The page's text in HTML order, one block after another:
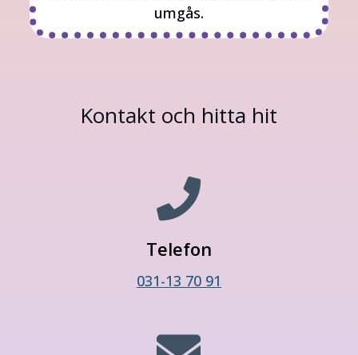
umgås.
Kontakt och hitta hit

Telefon
031-13 70 91